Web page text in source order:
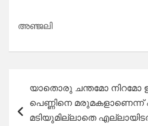
അഞ്ജലി
navigation
യാതൊരു ചന്തമോ
പെണ്ണിനെ
മടിയുമില്ലാതെ